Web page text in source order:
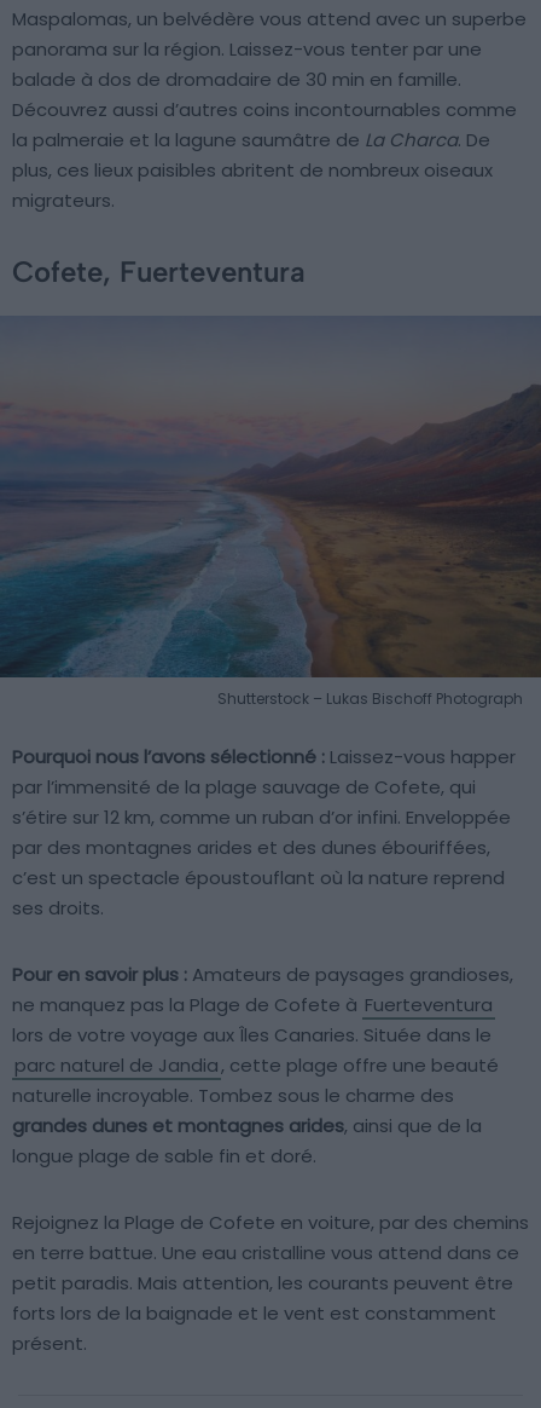
Maspalomas, un belvédère vous attend avec un superbe
panorama sur la région. Laissez-vous tenter par une
balade à dos de dromadaire de 30 min en famille.
Découvrez aussi d’autres coins incontournables comme
la palmeraie et la lagune saumâtre de La Charca. De
plus, ces lieux paisibles abritent de nombreux oiseaux
migrateurs.
Cofete, Fuerteventura
Shutterstock – Lukas Bischoff Photograph
Pourquoi nous l’avons sélectionné : Laissez-vous happer
par l’immensité de la plage sauvage de Cofete, qui
s’étire sur 12 km, comme un ruban d’or infini. Enveloppée
par des montagnes arides et des dunes ébouriffées,
c’est un spectacle époustouflant où la nature reprend
ses droits.
Pour en savoir plus : Amateurs de paysages grandioses,
ne manquez pas la Plage de Cofete à Fuerteventura
lors de votre voyage aux Îles Canaries. Située dans le
parc naturel de Jandia, cette plage offre une beauté
naturelle incroyable. Tombez sous le charme des
grandes dunes et montagnes arides, ainsi que de la
longue plage de sable fin et doré.
Rejoignez la Plage de Cofete en voiture, par des chemins
en terre battue. Une eau cristalline vous attend dans ce
petit paradis. Mais attention, les courants peuvent être
forts lors de la baignade et le vent est constamment
présent.